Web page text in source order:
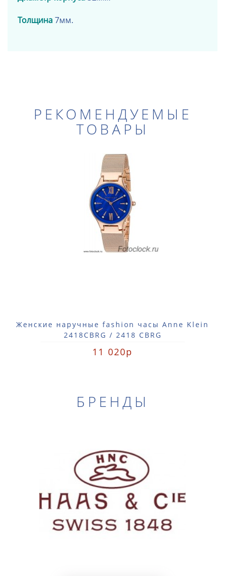
Толщина7мм.
РЕКОМЕНДУЕМЫЕ
ТОВАРЫ
Женские наручные fashion часы Anne Klein
2418CBRG / 2418 CBRG
11 020р
БРЕНДЫ